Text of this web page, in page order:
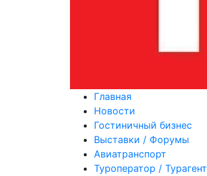
Главная
Новости
Гостиничный бизнес
Выставки / Форумы
Авиатранспорт
Туроператор / Турагент